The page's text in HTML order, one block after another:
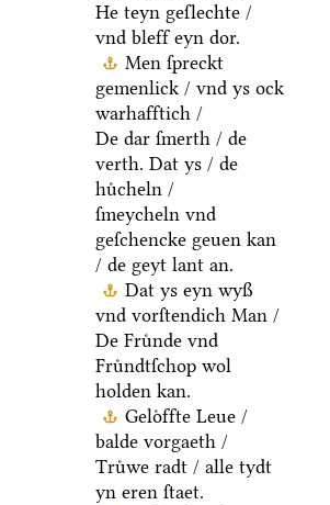
He teyn geſlechte /
vnd bleff eyn dor.
Men ſpreckt
gemenlick / vnd ys ock
warhafftich /
De dar ſmerth / de
verth. Dat ys / de
huͤcheln /
ſmeycheln vnd
geſchencke geuen kan
/ de geyt lant an.
Dat ys eyn wyß
vnd vorſtendich Man /
De Fruͤnde vnd
Fruͤndtſchop wol
holden kan.
Geloͤffte Leue /
balde vorgaeth /
Truͤwe radt / alle tydt
yn eren ſtaet.